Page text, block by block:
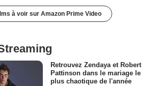
à voir sur Amazon Prime Video
Retrouvez Zendaya et Robert
Pattinson dans le mariage le
plus chaotique de l'année